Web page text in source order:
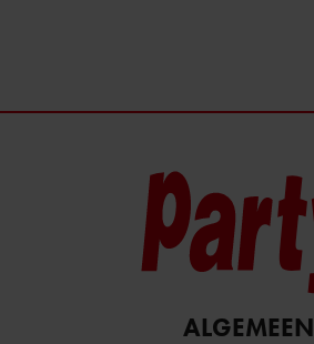
ALGEMEEN